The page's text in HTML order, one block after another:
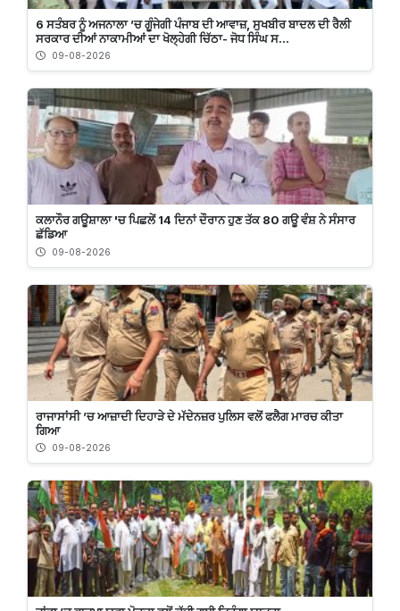
6 ਸਤੰਬਰ ਨੂੰ ਅਜਨਾਲਾ ’ਚ ਗੂੰਜੇਗੀ ਪੰਜਾਬ ਦੀ ਆਵਾਜ਼, ਸੁਖਬੀਰ ਬਾਦਲ ਦੀ ਰੈਲੀ
ਸਰਕਾਰ ਦੀਆਂ ਨਾਕਾਮੀਆਂ ਦਾ ਖੋਲ੍ਹੇਗੀ ਚਿੱਠਾ- ਜੋਧ ਸਿੰਘ ਸ...
09-08-2026
ਕਲਾਨੌਰ ਗਊਸ਼ਾਲਾ 'ਚ ਪਿਛਲੇਂ 14 ਦਿਨਾਂ ਦੌਰਾਨ ਹੁਣ ਤੱਕ 80 ਗਊ ਵੰਸ਼ ਨੇ ਸੰਸਾਰ
ਛੱਡਿਆ
09-08-2026
ਰਾਜਾਸਾਂਸੀ ’ਚ ਆਜ਼ਾਦੀ ਦਿਹਾੜੇ ਦੇ ਮੱਦੇਨਜ਼ਰ ਪੁਲਿਸ ਵਲੋਂ ਫਲੈਗ ਮਾਰਚ ਕੀਤਾ
ਗਿਆ
09-08-2026